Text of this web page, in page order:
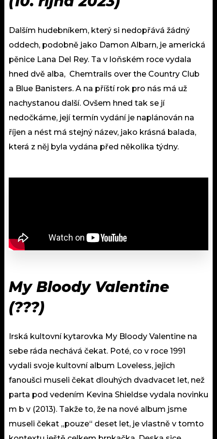
Dalším hudebníkem, který si nedopřává žádný
oddech, podobně jako Damon Albarn, je americká
pěnice Lana Del Rey. Ta v loňském roce vydala
hned dvě alba, Chemtrails over the Country Club
a Blue Banisters. A na příští rok pro nás má už
nachystanou další. Ovšem hned tak se jí
nedočkáme, její termín vydání je naplánován na
říjen a nést má stejný název, jako krásná balada,
která z něj byla vydána před několika týdny.
My Bloody Valentine
(???)
Irská kultovní kytarovka My Bloody Valentine na
sebe ráda nechává čekat. Poté, co v roce 1991
vydali svoje kultovní album Loveless, jejich
fanoušci museli čekat dlouhých dvadvacet let, než
parta pod vedením Kevina Shieldse vydala novinku
m b v (2013). Takže to, že na nové album jsme
museli čekat „pouze“ deset let, je vlastně v tomto